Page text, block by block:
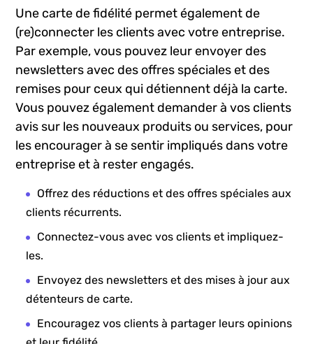
Une ‌carte ⁣de fidélité permet également de
(re)connecter les clients avec votre entreprise.
Par exemple, vous pouvez leur envoyer des
newsletters avec des offres spéciales et ⁣des
remises pour ceux qui détiennent⁣ déjà la carte.‍
Vous pouvez également demander à vos clients
⁢avis sur les nouveaux produits ou services, pour
les encourager à se sentir impliqués⁢ dans votre
entreprise et à rester engagés.
Offrez des réductions et des offres spéciales aux
clients récurrents.
Connectez-vous avec vos clients et impliquez-
les.
Envoyez des newsletters et​ des mises ​à jour​ aux
détenteurs de carte.
Encouragez⁣ vos clients à partager leurs opinions